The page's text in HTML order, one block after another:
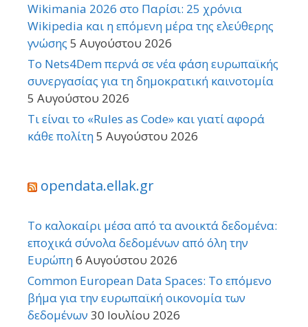
Wikimania 2026 στο Παρίσι: 25 χρόνια
Wikipedia και η επόμενη μέρα της ελεύθερης
γνώσης 5 Αυγούστου 2026
Το Nets4Dem περνά σε νέα φάση ευρωπαϊκής
συνεργασίας για τη δημοκρατική καινοτομία
5 Αυγούστου 2026
Τι είναι το «Rules as Code» και γιατί αφορά
κάθε πολίτη5 Αυγούστου 2026
opendata.ellak.gr
Το καλοκαίρι μέσα από τα ανοικτά δεδομένα:
εποχικά σύνολα δεδομένων από όλη την
Ευρώπη6 Αυγούστου 2026
Common European Data Spaces: Το επόμενο
βήμα για την ευρωπαϊκή οικονομία των
δεδομένων 30 Ιουλίου 2026